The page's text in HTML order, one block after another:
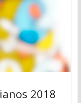
2018